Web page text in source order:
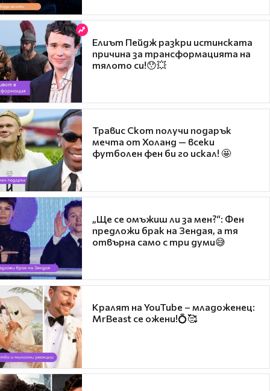
Елиът Пейдж разкри истинската
причина за трансформацията на
тялото си!😯💥
Травис Скот получи подарък
мечта от Холанд — всеки
футболен фен би го искал! 🤩
„Ще се омъжиш ли за мен?“: Фен
предложи брак на Зендая, а тя
отвърна само с три думи😅
Кралят на YouTube – младоженец:
MrBeast се ожени!💍🥰